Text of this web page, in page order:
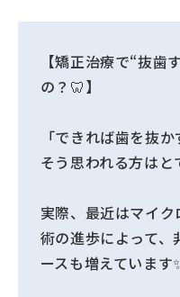
【矯正治療で“抜歯
の？🦷】
「できれば歯を抜
そう思われる方は
実際、最近はマイ
術の進歩によって
ースも増えています